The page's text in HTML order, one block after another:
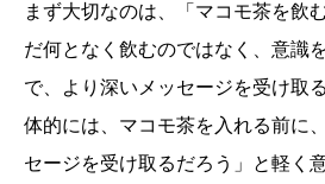
まず大切なのは、「マコモ茶を飲
だ何となく飲むのではなく、意識
で、より深いメッセージを受け取
体的には、マコモ茶を入れる前に
セージを受け取るだろう」と軽く